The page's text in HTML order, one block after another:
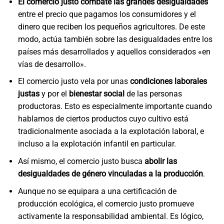
entre el precio que pagamos los consumidores y el
dinero que reciben los pequeños agricultores. De este
modo, actúa también sobre las desigualdades entre los
países más desarrollados y aquellos considerados «en
vías de desarrollo».
El comercio justo vela por unas condiciones laborales
justasy por el bienestar social de las personas
productoras. Esto es especialmente importante cuando
hablamos de ciertos productos cuyo cultivo está
tradicionalmente asociada a la explotación laboral, e
incluso a la explotación infantil en particular.
Así mismo, el comercio justo busca abolir las
desigualdades de género vinculadas a la producción.
Aunque no se equipara a una certificación de
producción ecológica, el comercio justo promueve
activamente la responsabilidad ambiental. Es lógico,